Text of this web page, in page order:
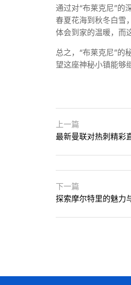
通过对“布莱克尼”的
春夏花海到秋冬白雪
体会到家的温暖，而
总之，“布莱克尼”的
望这座神秘小镇能够
上一篇
最新曼联对热刺精彩
下一篇
探索摩尔特里的魅力